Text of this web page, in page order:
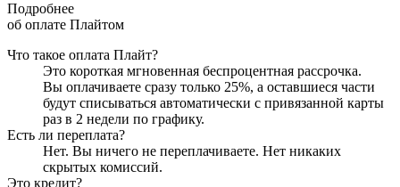
Подробнее
об оплате Плайтом
Что такое оплата Плайт?
Это короткая мгновенная беспроцентная рассрочка.
Вы оплачиваете сразу только 25%, а оставшиеся части
будут списываться автоматически с привязанной карты
раз в 2 недели по графику.
Есть ли переплата?
Нет. Вы ничего не переплачиваете. Нет никаких
скрытых комиссий.
Это кредит?